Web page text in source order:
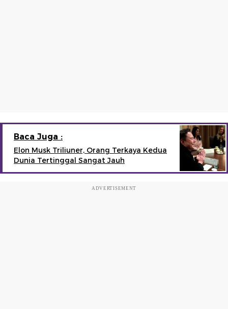
Baca Juga :
Elon Musk Triliuner, Orang Terkaya Kedua
Dunia Tertinggal Sangat Jauh
ADVERTISEMENT